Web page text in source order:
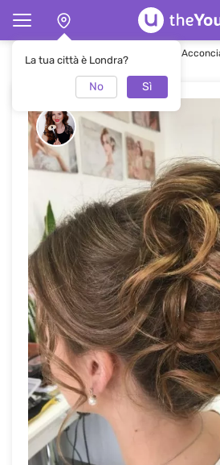
La tua città è Londra?
No Sì
Pagina principale Acconciature